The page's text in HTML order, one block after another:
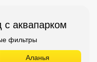
аквапарком
фильтры
Аланья